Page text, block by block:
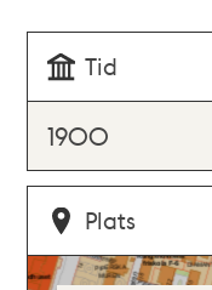
Tid
1900
Plats